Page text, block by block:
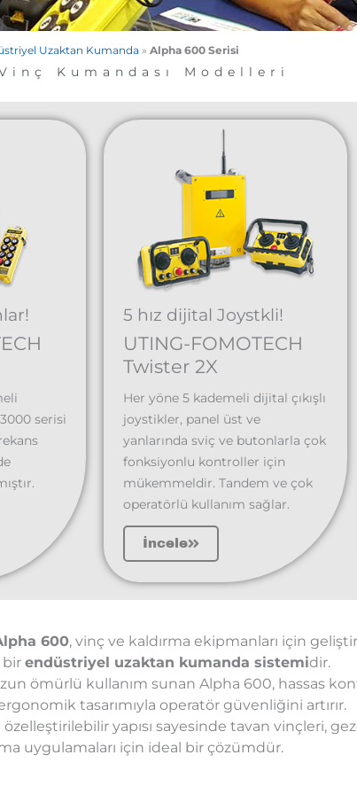
Uzaktan Kumanda » Alpha 600 Serisi
Kumandası Modelleri
serisi
5 hız dijital Joystkli!
UTING-FOMOTECH
Twister 2X
Her yöne 5 kademeli dijital çıkışlı
joystikler, panel üst ve
yanlarında sviç ve butonlarla çok
fonksiyonlu kontroller için
mükemmeldir. Tandem ve çok
operatörlü kullanım sağlar.
İncele
600, vinç ve kaldırma ekipmanları için
bir endüstriyel uzaktan kumanda sistemidir.
ömürlü kullanım sunan Alpha 600, hassas
tasarımıyla operatör güvenliğini artırır.
yapısı sayesinde tavan vinçleri,
uygulamaları için ideal bir çözümdür.